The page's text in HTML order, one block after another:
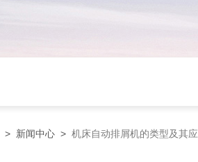
> 新闻中心 > 机床自动排屑机的类型及其